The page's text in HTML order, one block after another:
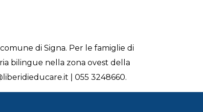
di Signa. Per le famiglie di
bilingue nella zona ovest della
| 055 3248660.